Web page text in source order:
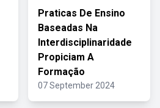
Praticas De Ensino
Baseadas Na
Interdisciplinaridade
Propiciam A
Formação
07 September 2024